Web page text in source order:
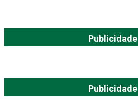
Publicidade
Publicidade